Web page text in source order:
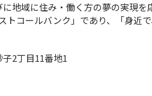
地域に住み・働く方の夢の実現
トコールバンク」であり、「身近
2丁目11番地1